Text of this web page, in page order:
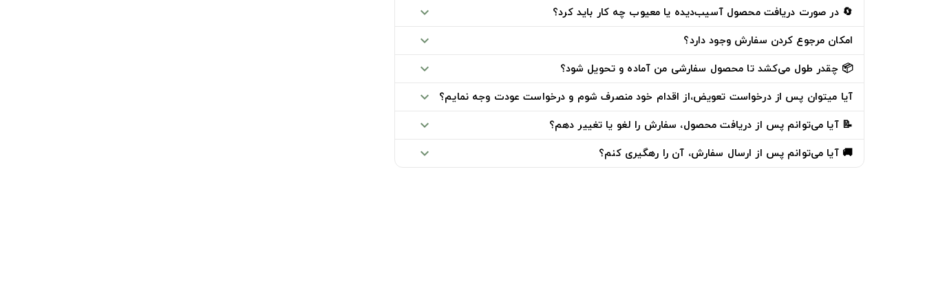
🔄 در صورت دریافت محصول آسیب‌دیده یا معیوب چه کار باید کرد؟ expand_more
امکان مرجوع کردن سفارش وجود دارد؟ expand_more
📦 چقدر طول می‌کشد تا محصول سفارشی من آماده و تحویل شود؟ expand_more
آیا میتوان پس از درخواست تعویض،از اقدام خود منصرف شوم و درخواست عودت وجه نمایم؟ expand_more
📝 آیا می‌توانم پس از دریافت محصول، سفارش را لغو یا تغییر دهم؟ expand_more
🚚 آیا می‌توانم پس از ارسال سفارش، آن را رهگیری کنم؟ expand_more